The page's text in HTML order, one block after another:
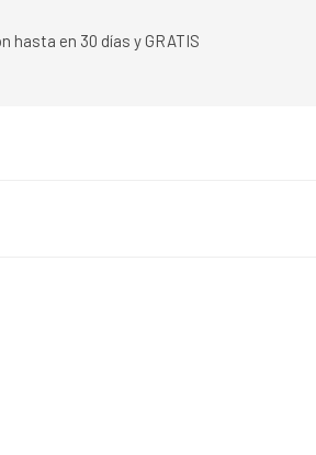
hasta en 30 días y GRATIS